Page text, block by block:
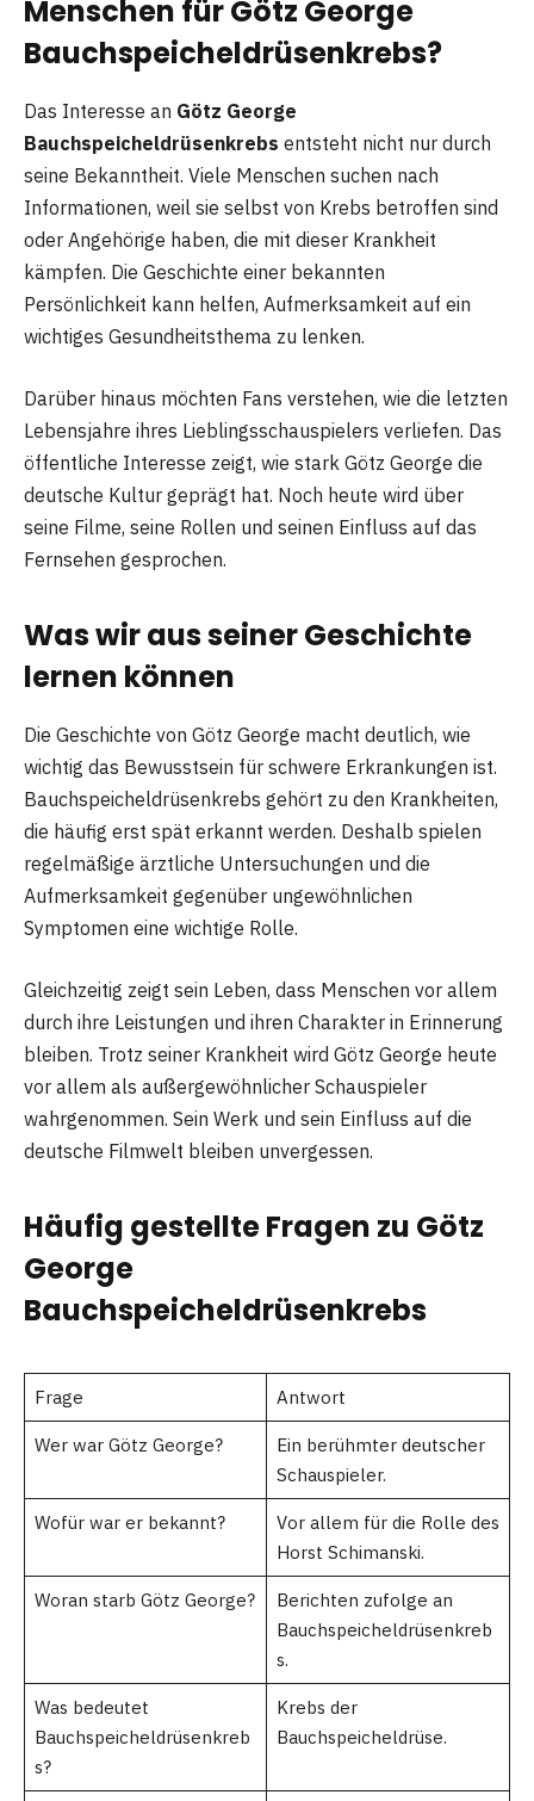
Menschen für Götz George
Bauchspeicheldrüsenkrebs?
Das Interesse an Götz George
Bauchspeicheldrüsenkrebs entsteht nicht nur durch
seine Bekanntheit. Viele Menschen suchen nach
Informationen, weil sie selbst von Krebs betroffen sind
oder Angehörige haben, die mit dieser Krankheit
kämpfen. Die Geschichte einer bekannten
Persönlichkeit kann helfen, Aufmerksamkeit auf ein
wichtiges Gesundheitsthema zu lenken.
Darüber hinaus möchten Fans verstehen, wie die letzten
Lebensjahre ihres Lieblingsschauspielers verliefen. Das
öffentliche Interesse zeigt, wie stark Götz George die
deutsche Kultur geprägt hat. Noch heute wird über
seine Filme, seine Rollen und seinen Einfluss auf das
Fernsehen gesprochen.
Was wir aus seiner Geschichte
lernen können
Die Geschichte von Götz George macht deutlich, wie
wichtig das Bewusstsein für schwere Erkrankungen ist.
Bauchspeicheldrüsenkrebs gehört zu den Krankheiten,
die häufig erst spät erkannt werden. Deshalb spielen
regelmäßige ärztliche Untersuchungen und die
Aufmerksamkeit gegenüber ungewöhnlichen
Symptomen eine wichtige Rolle.
Gleichzeitig zeigt sein Leben, dass Menschen vor allem
durch ihre Leistungen und ihren Charakter in Erinnerung
bleiben. Trotz seiner Krankheit wird Götz George heute
vor allem als außergewöhnlicher Schauspieler
wahrgenommen. Sein Werk und sein Einfluss auf die
deutsche Filmwelt bleiben unvergessen.
Häufig gestellte Fragen zu Götz
George
Bauchspeicheldrüsenkrebs
Frage Antwort
Wer war Götz George?
Ein berühmter deutscher
Schauspieler.
Wofür war er bekannt?
Vor allem für die Rolle des
Horst Schimanski.
Woran starb Götz George?
Berichten zufolge an
Bauchspeicheldrüsenkreb
s.
Was bedeutet
Bauchspeicheldrüsenkreb
s?
Krebs der
Bauchspeicheldrüse.